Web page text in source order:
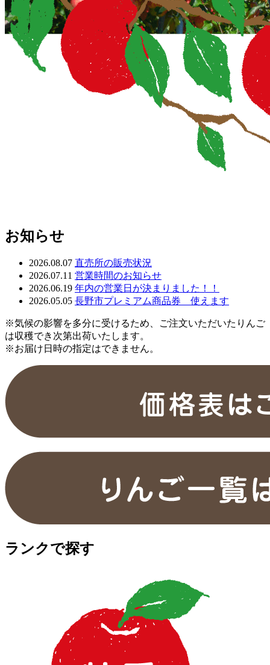
お知らせ
2026.08.07 直売所の販売状況
2026.07.11 営業時間のお知らせ
2026.06.19 年内の営業日が決まりました！！
2026.05.05 長野市プレミアム商品券 使えます
※気候の影響を多分に受けるため、ご注文いただいたりんご
は収穫でき次第出荷いたします。
※お届け日時の指定はできません。
ランクで探す